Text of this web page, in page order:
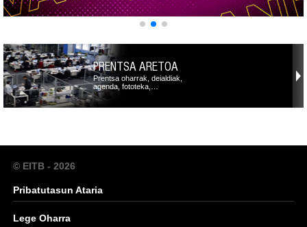
PRENTSA ARETOA
Prentsa oharrak, deialdiak,
agenda, fototeka,…
© EITB - 2026
Pribatutasun Ataria
Lege Oharra